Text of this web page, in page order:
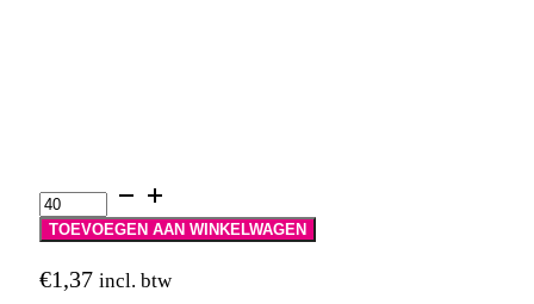
Blauwe
shotjes
bruiloft
aantal
TOEVOEGEN AAN WINKELWAGEN
€1,37 incl. btw